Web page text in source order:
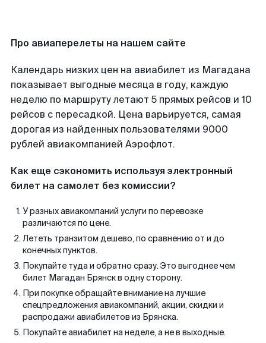
Про авиаперелеты на нашем сайте
Календарь низких цен на авиабилет из Магадана
показывает выгодные месяца в году, каждую
неделю по маршруту летают 5 прямых рейсов и 10
рейсов с пересадкой. Цена варьируется, самая
дорогая из найденных пользователями 9000
рублей авиакомпанией Аэрофлот.
Как еще сэкономить используя электронный
билет на самолет без комиссии?
У разных авиакомпаний услуги по перевозке
различаются по цене.
Лететь транзитом дешево, по сравнению от и до
конечных пунктов.
Покупайте туда и обратно сразу. Это выгоднее чем
билет Магадан Брянск в одну сторону.
При покупке обращайте внимание на лучшие
спецпредложения авиакомпаний, акции, скидки и
распродажи авиабилетов из Брянска.
Покупайте авиабилет на неделе, а не в выходные.